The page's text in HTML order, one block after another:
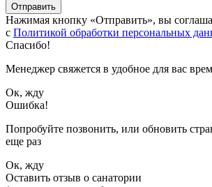
Отправить
Нажимая кнопку «Отправить», вы
с Политикой обработки персональных
Спасибо!
Менеджер свяжется в удобное для вас
Ок, жду
Ошибка!
Попробуйте позвонить, или обновить
еще раз
Ок, жду
Оставить отзыв о санатории